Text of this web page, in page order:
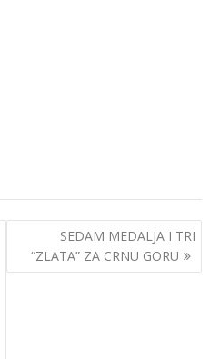
SEDAM MEDALJA I TRI
“ZLATA” ZA CRNU GORU